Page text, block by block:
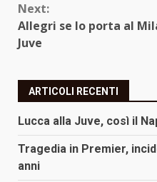
Next:
Allegri se lo porta al
Juve
ARTICOLI RECENTI
Lucca alla Juve, così il
Tragedia in Premier,
anni